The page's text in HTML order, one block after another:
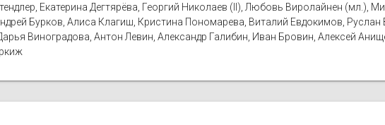
Екатерина Дегтярёва, Георгий Николаев (II), Любовь Виролайнен (мл.),
Бурков, Алиса Клагиш, Кристина Пономарева, Виталий Евдокимов, Руслан
Виноградова, Антон Левин, Александр Галибин, Иван Бровин, Алексей